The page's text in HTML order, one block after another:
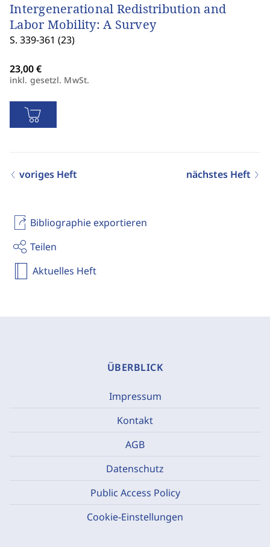
Bibliographie exportieren
Teilen
Aktuelles Heft
Intergenerational Redistribution and
Labor Mobility: A Survey
S. 339-361 (23)
inkl. gesetzl. MwSt.
voriges Heft nächstes Heft
ÜBERBLICK
Impressum
Kontakt
AGB
Datenschutz
Public Access Policy
Cookie-Einstellungen